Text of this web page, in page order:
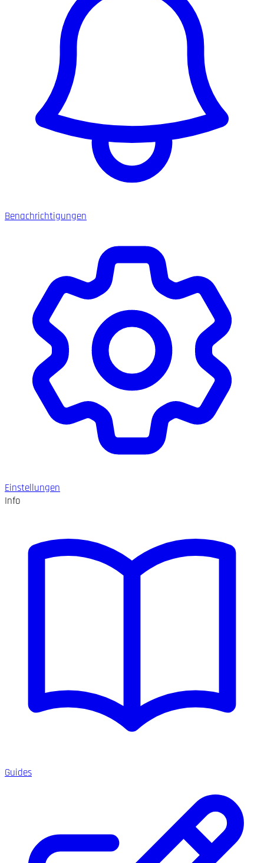
Benachrichtigungen
Einstellungen
Info
Guides